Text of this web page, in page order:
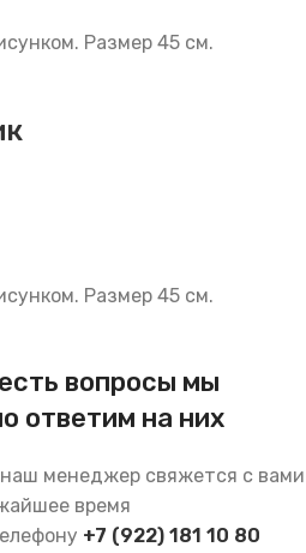
Размер 45 см.
Размер 45 см.
вопросы мы
ответим на них
менеджер свяжется с вами
время
+7 (922) 181 10 80